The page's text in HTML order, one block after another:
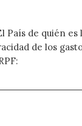
País de quién es
de los